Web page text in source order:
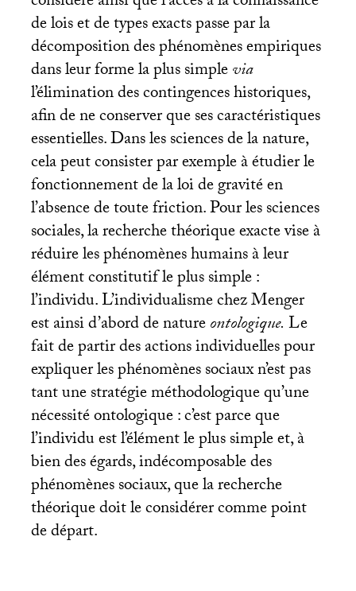
de lois et de types exacts passe par la
décomposition des phénomènes empiriques
dans leur forme la plus simplevia
l’élimination des contingences historiques,
afin de ne conserver que ses caractéristiques
essentielles. Dans les sciences de la nature,
cela peut consister par exemple à étudier le
fonctionnement de la loi de gravité en
l’absence de toute friction. Pour les sciences
sociales, la recherche théorique exacte vise à
réduire les phénomènes humains à leur
élément constitutif le plus simple :
l’individu. L’individualisme chez Menger
est ainsi d’abord de natureontologique.Le
fait de partir des actions individuelles pour
expliquer les phénomènes sociaux n’est pas
tant une stratégie méthodologique qu’une
nécessité ontologique : c’est parce que
l’individu est l’élément le plus simple et, à
bien des égards, indécomposable des
phénomènes sociaux, que la recherche
théorique doit le considérer comme point
de départ.